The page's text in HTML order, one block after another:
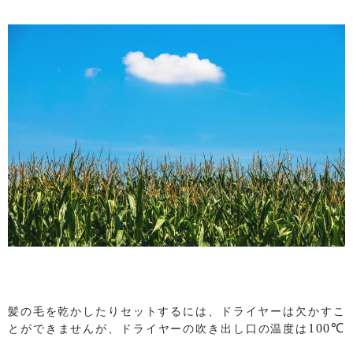
髪の毛を乾かしたりセットするには、ドライヤーは欠かすこ
とができませんが、ドライヤーの吹き出し口の温度は 100℃